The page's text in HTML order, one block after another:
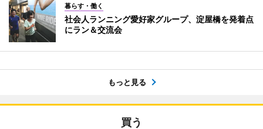
暮らす・働く
社会人ランニング愛好家グループ、淀屋橋を発着点
にラン＆交流会
もっと見る
買う